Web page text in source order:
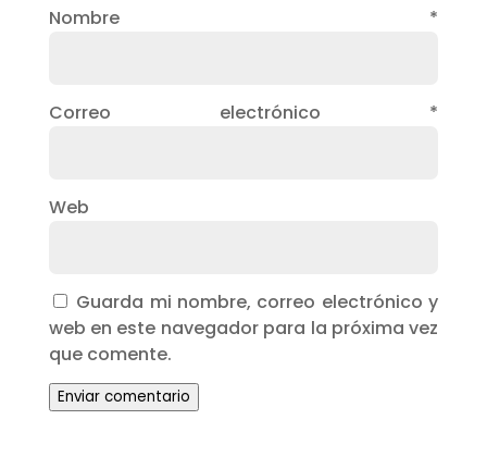
Nombre *
Correo electrónico *
Web
Guarda mi nombre, correo electrónico y
web en este navegador para la próxima vez
que comente.
Enviar comentario